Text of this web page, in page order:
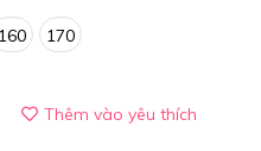
160 170
Thêm vào yêu thích